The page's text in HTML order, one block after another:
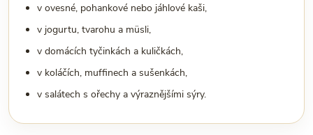
v ovesné, pohankové nebo jáhlové kaši,
v jogurtu, tvarohu a müsli,
v domácích tyčinkách a kuličkách,
v koláčích, muffinech a sušenkách,
v salátech s ořechy a výraznějšími sýry.